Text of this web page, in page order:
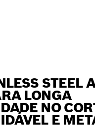
STEEL
LONGA
NO
E